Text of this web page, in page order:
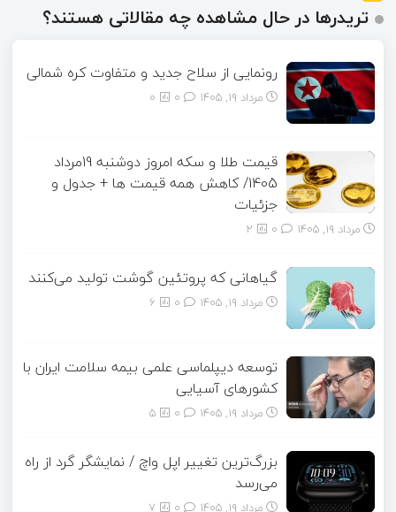
تریدرها در حال مشاهده چه مقالاتی هستند؟
رونمایی از سلاح جدید و متفاوت کره شمالی
مرداد ۱۹, ۱۴۰۵ 0
قیمت طلا و سکه امروز دوشنبه 19مرداد
1405/ کاهش همه قیمت ها + جدول و
جزئیات
مرداد ۱۹, ۱۴۰۵ 2
گیاهانی که پروتئین گوشت تولید می‌کنند
مرداد ۱۹, ۱۴۰۵ 6
توسعه دیپلماسی علمی بیمه سلامت ایران با
کشورهای آسیایی
مرداد ۱۹, ۱۴۰۵ 5
بزرگ‌ترین تغییر اپل واچ / نمایشگر گرد از راه
می‌رسد
مرداد ۱۹, ۱۴۰۵ 7